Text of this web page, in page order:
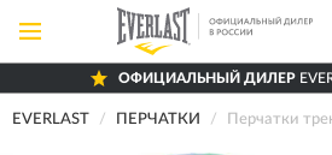
ОФИЦИАЛЬНЫЙ ДИЛЕР
EVERLAST ПЕРЧАТКИ Перчатки